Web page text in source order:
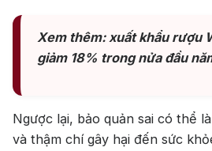
Xem thêm: xuất khẩu rượu
giảm 18% trong nửa đầu
Ngược lại, bảo quản sai có thể
và thậm chí gây hại đến sức